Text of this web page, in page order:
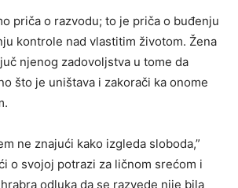
priča o razvodu; to je priča o buđenju
kontrole nad vlastitim životom. Žena
njenog zadovoljstva u tome da
što je uništava i zakorači ka onome
ne znajući kako izgleda sloboda,”
o svojoj potrazi za ličnom srećom i
odluka da se razvede nije bila